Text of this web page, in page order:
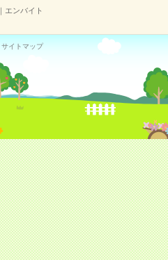
エンバイト
サイトマップ